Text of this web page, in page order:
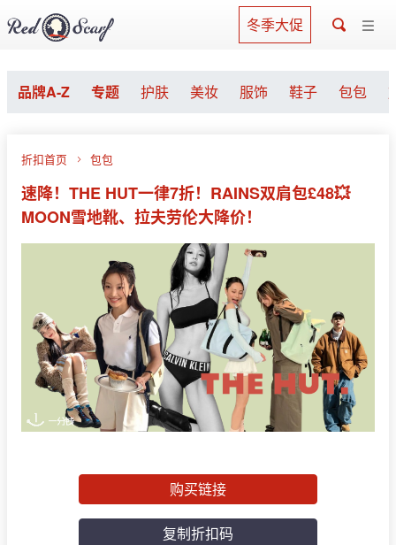
冬季大促
品牌A-Z 专题 护肤 美妆 服饰 鞋子 包包
折扣首页 包包
速降！THE HUT一律7折！RAINS双肩包£48💥
MOON雪地靴、拉夫劳伦大降价！
购买链接
复制折扣码